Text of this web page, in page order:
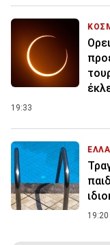
19:33
19:20